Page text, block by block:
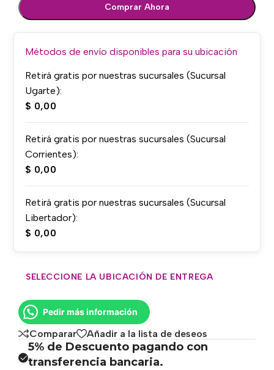
Comprar Ahora
Métodos de envío disponibles para su ubicación
Retirá gratis por nuestras sucursales (Sucursal
Ugarte):
$ 0,00
Retirá gratis por nuestras sucursales (Sucursal
Corrientes):
$ 0,00
Retirá gratis por nuestras sucursales (Sucursal
Libertador):
$ 0,00
SELECCIONE LA UBICACIÓN DE ENTREGA
Pedir más información
Comparar Añadir a la lista de deseos
5% de Descuento pagando con
transferencia bancaria.